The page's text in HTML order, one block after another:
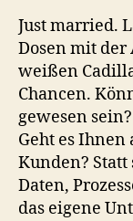
Just married.
Dosen mit der
weißen
Chancen.
gewesen
Geht es
Kunden?
Daten,
das eigene